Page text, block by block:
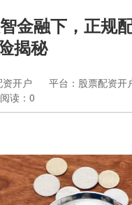
金融下，正规
揭秘
开户 平台：股票配资开
阅读： 0